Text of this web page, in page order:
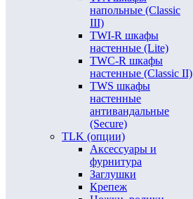
напольные (Classic
III)
TWI-R шкафы
настенные (Lite)
TWC-R шкафы
настенные (Classic II)
TWS шкафы
настенные
антивандальные
(Secure)
TLK (опции)
Аксессуары и
фурнитура
Заглушки
Крепеж